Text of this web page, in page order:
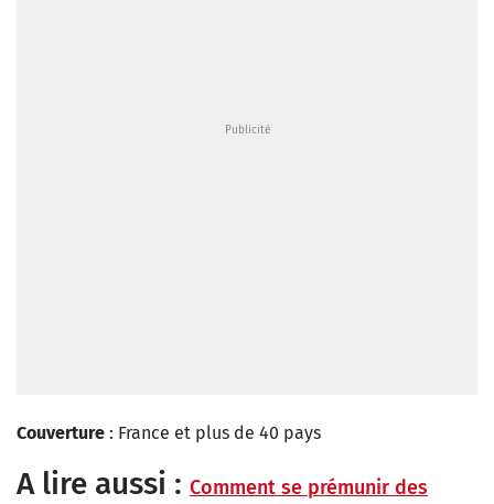
Couverture : France et plus de 40 pays
A lire aussi : Comment se prémunir des